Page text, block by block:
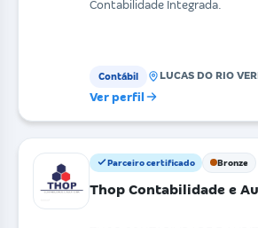
Contabilidade Integrada.
Contábil LUCAS DO RIO
Ver perfil
Parceiro certificado Bronze
Thop Contabilidade e